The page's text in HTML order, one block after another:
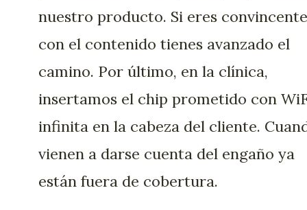
nuestro producto. Si eres convincente
con el contenido tienes avanzado el
camino. Por último, en la clínica,
insertamos el chip prometido con
infinita en la cabeza del cliente.
vienen a darse cuenta del engaño ya
están fuera de cobertura.